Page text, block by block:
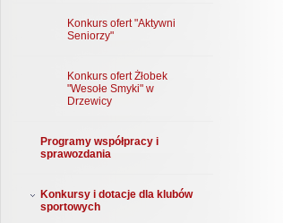
Konkurs ofert "Aktywni
Seniorzy"
Konkurs ofert Żłobek
"Wesołe Smyki" w
Drzewicy
Programy współpracy i
sprawozdania
Konkursy i dotacje dla klubów
sportowych